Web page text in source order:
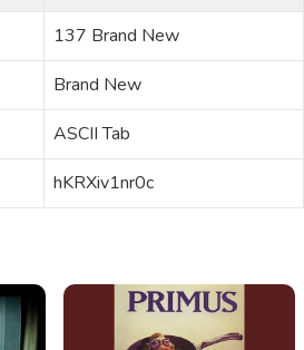
137 Brand New
Brand New
ASCII Tab
hKRXiv1nr0c